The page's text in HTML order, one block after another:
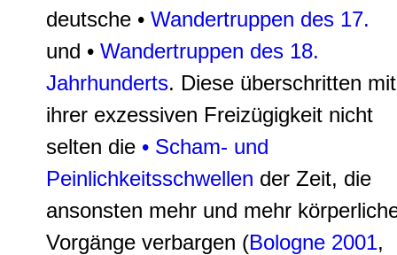
deutsche • Wandertruppen des 17.
und • Wandertruppen des 18.
Jahrhunderts. Diese überschritten mit
ihrer exzessiven Freizügigkeit nicht
selten die • Scham- und
Peinlichkeitsschwellen der Zeit, die
ansonsten mehr und mehr
Vorgänge verbargen (Bologne 2001,